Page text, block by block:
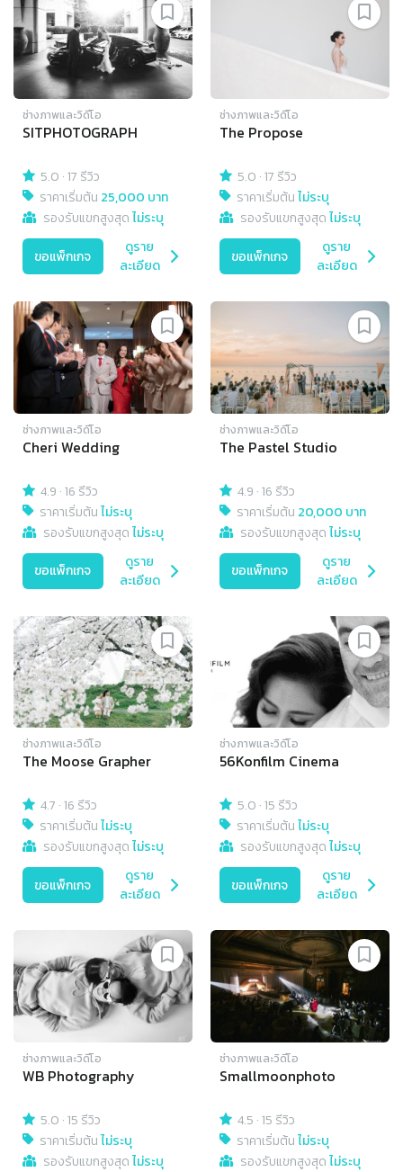
ช่างภาพและวิดีโอ
SITPHOTOGRAPH
5.0 ·17 รีวิว
ราคาเริ่มต้น 25,000 บาท
รองรับแขกสูงสุดไม่ระบุ
ขอแพ็กเกจ
ดูราย
ละเอียด
ช่างภาพและวิดีโอ
The Propose
5.0 ·17 รีวิว
ราคาเริ่มต้นไม่ระบุ
รองรับแขกสูงสุดไม่ระบุ
ขอแพ็กเกจ
ดูราย
ละเอียด
ช่างภาพและวิดีโอ
Cheri Wedding
4.9 ·16 รีวิว
ราคาเริ่มต้นไม่ระบุ
รองรับแขกสูงสุดไม่ระบุ
ขอแพ็กเกจ
ดูราย
ละเอียด
ช่างภาพและวิดีโอ
The Pastel Studio
4.9 ·16 รีวิว
ราคาเริ่มต้น 20,000 บาท
รองรับแขกสูงสุดไม่ระบุ
ขอแพ็กเกจ
ดูราย
ละเอียด
ช่างภาพและวิดีโอ
The Moose Grapher
4.7 ·16 รีวิว
ราคาเริ่มต้นไม่ระบุ
รองรับแขกสูงสุดไม่ระบุ
ขอแพ็กเกจ
ดูราย
ละเอียด
ช่างภาพและวิดีโอ
56Konfilm Cinema
5.0 ·15 รีวิว
ราคาเริ่มต้นไม่ระบุ
รองรับแขกสูงสุดไม่ระบุ
ขอแพ็กเกจ
ดูราย
ละเอียด
ช่างภาพและวิดีโอ
WB Photography
5.0 ·15 รีวิว
ราคาเริ่มต้นไม่ระบุ
รองรับแขกสูงสุดไม่ระบุ
ช่างภาพและวิดีโอ
Smallmoonphoto
4.5 ·15 รีวิว
ราคาเริ่มต้นไม่ระบุ
รองรับแขกสูงสุดไม่ระบุ